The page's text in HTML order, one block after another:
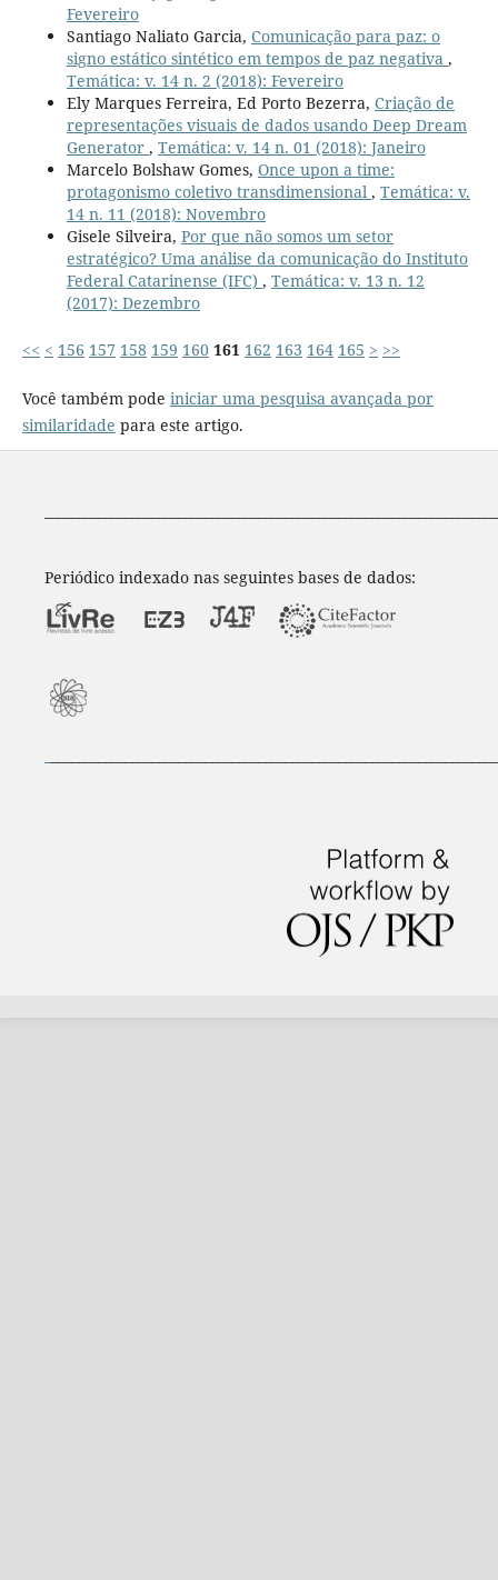
Fevereiro
Santiago Naliato Garcia, Comunicação para paz: o
signo estático sintético em tempos de paz negativa ,
Temática: v. 14 n. 2 (2018): Fevereiro
Ely Marques Ferreira, Ed Porto Bezerra, Criação de
representações visuais de dados usando Deep Dream
Generator , Temática: v. 14 n. 01 (2018): Janeiro
Marcelo Bolshaw Gomes, Once upon a time:
protagonismo coletivo transdimensional , Temática: v.
14 n. 11 (2018): Novembro
Gisele Silveira, Por que não somos um setor
estratégico? Uma análise da comunicação do Instituto
Federal Catarinense (IFC) , Temática: v. 13 n. 12
(2017): Dezembro
<< < 156 157 158 159 160 161 162 163 164 165 > >>
Você também pode iniciar uma pesquisa avançada por
similaridade para este artigo.
Periódico indexado nas seguintes bases de dados: